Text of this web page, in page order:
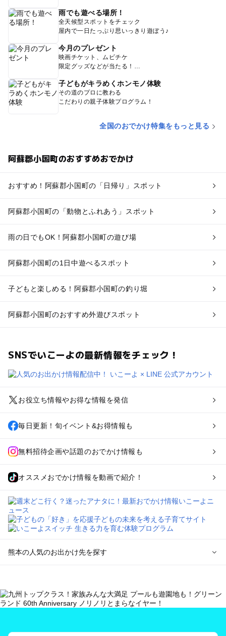
雨でも遊べる場所！
全天候型スポットをチェック
屋内で一日たっぷり思いっきり遊ぼう♪
今月のプレゼント
映画チケット、ムビチケ
限定グッズなどが当たる！
子どもがキラめくホンモノ体験
その道のプロに教わる
こだわりの親子体験プログラム！
全国のおでかけ特集をもっと見る
阿蘇郡小国町のおすすめおでかけ
おすすめ！阿蘇郡小国町の「日帰り」スポット
阿蘇郡小国町の「動物とふれあう」スポット
雨の日でもOK！阿蘇郡小国町の遊び場
阿蘇郡小国町の1日中遊べるスポット
子どもと楽しめる！阿蘇郡小国町の釣り堀
阿蘇郡小国町のおすすめ外遊びスポット
SNSでいこーよの最新情報をチェック！
お役立ち情報やお得な情報を発信
毎日更新！旬イベント&お得情報も
無料招待企画や話題のおでかけ情報も
オススメおでかけ情報を動画で紹介！
熊本の人気のお出かけ先を探す
を探す
熊本市周辺のプールお出かけ
天草のプールお出かけ